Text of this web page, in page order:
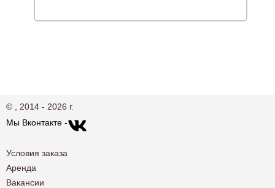
© , 2014 - 2026 г.
Мы Вконтакте -
Условия заказа
Аренда
Вакансии